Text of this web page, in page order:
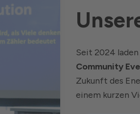
Seit 2024
Community
Zukunft des
einem kurzen